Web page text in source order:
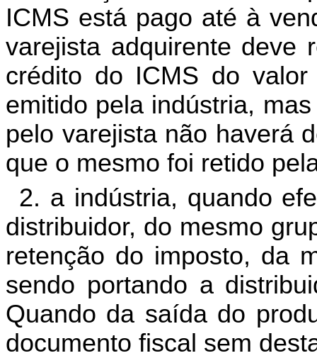
ICMS está pago até à
varejista adquirente deve
crédito do ICMS do
emitido pela indústria,
pelo varejista não haverá
que o mesmo foi retido
2. a indústria, quando
distribuidor, do mesmo
retenção do imposto, da
sendo portando a
Quando da saída do
documento fiscal sem